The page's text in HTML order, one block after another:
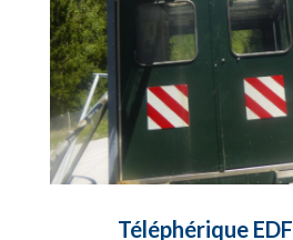
Téléphérique